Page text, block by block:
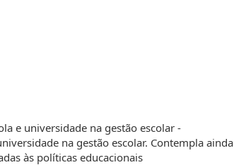
e universidade na gestão escolar -
na gestão escolar. Contempla ainda
às políticas educacionais